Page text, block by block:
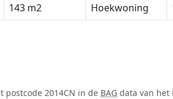
143 m2 Hoekwoning
postcode 2014CN in de BAG data van het